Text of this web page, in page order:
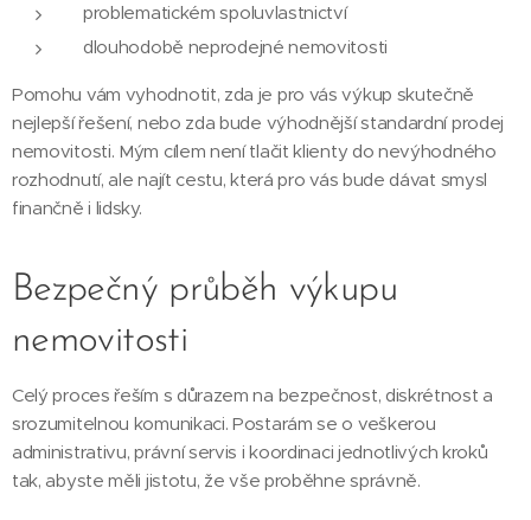
problematickém spoluvlastnictví
dlouhodobě neprodejné nemovitosti
Pomohu vám vyhodnotit, zda je pro vás výkup skutečně
nejlepší řešení, nebo zda bude výhodnější standardní prodej
nemovitosti. Mým cílem není tlačit klienty do nevýhodného
rozhodnutí, ale najít cestu, která pro vás bude dávat smysl
finančně i lidsky.
Bezpečný průběh výkupu
nemovitosti
Celý proces řeším s důrazem na bezpečnost, diskrétnost a
srozumitelnou komunikaci. Postarám se o veškerou
administrativu, právní servis i koordinaci jednotlivých kroků
tak, abyste měli jistotu, že vše proběhne správně.